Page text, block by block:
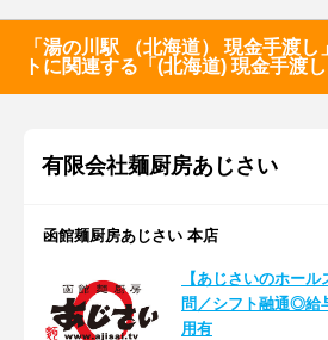
「湯の川駅 （北海道） 現金手渡
トに関連する「(北海道) 現金手渡
有限会社麺厨房あじさい
函館麺厨房あじさい 本店
【あじさいのホー
問／シフト融通◎給
用有